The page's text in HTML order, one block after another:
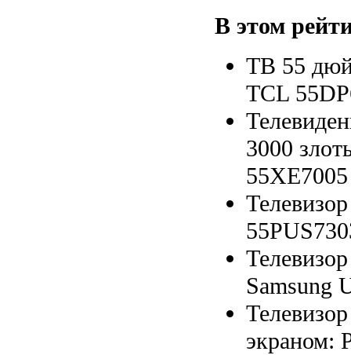
В этом
ТВ 55
TCL
3000
55XE7005
Samsung
экраном: